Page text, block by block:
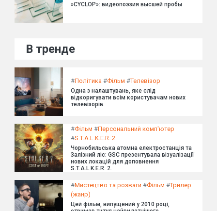
»CYCLOP»: видеопоэзия высшей пробы
В тренде
#Політика #Фільм #Телевізор
Одна з налаштувань, яке слід
відкоригувати всім користувачам нових
телевізорів.
#Фільм #Персональний комп'ютер
#S.T.A.L.K.E.R. 2
Чорнобильська атомна електростанція та
Залізний ліс: GSC презентувала візуалізації
нових локацій для доповнення
S.T.A.L.K.E.R. 2.
#Мистецтво та розваги #Фільм #Трилер
(жанр)
Цей фільм, випущений у 2010 році,